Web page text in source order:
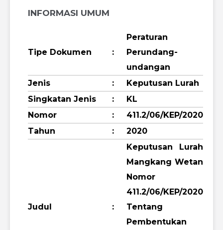
INFORMASI UMUM
Tipe Dokumen :
Peraturan
Perundang-
undangan
Jenis
:
Keputusan Lurah
Singkatan Jenis
:
KL
Nomor
:
411.2/06/KEP/2020
Tahun
: 2020
Judul :
Keputusan Lurah
Mangkang Wetan
Nomor
411.2/06/KEP/2020
Tentang
Pembentukan